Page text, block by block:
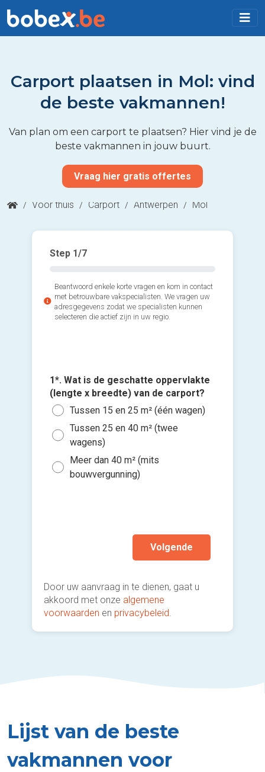
Carport plaatsen in Mol: vind
de beste vakmannen!
Van plan om een carport te plaatsen? Hier vind je de
beste vakmannen in jouw buurt.
Vraag hier gratis offertes
/ Voor thuis / Carport / Antwerpen / Mol
Step 1/7
Beantwoord enkele korte vragen en kom in contact
met betrouwbare vakspecialisten. We vragen uw
adresgegevens zodat we specialisten kunnen
selecteren die actief zijn in uw regio.
1*. Wat is de geschatte oppervlakte
(lengte x breedte) van de carport?
Tussen 15 en 25 m² (één wagen)
Tussen 25 en 40 m² (twee
wagens)
Meer dan 40 m² (mits
bouwvergunning)
Volgende
Door uw aanvraag in te dienen, gaat u
akkoord met onze algemene
voorwaarden en privacybeleid
Lijst van de beste
vakmannen voor